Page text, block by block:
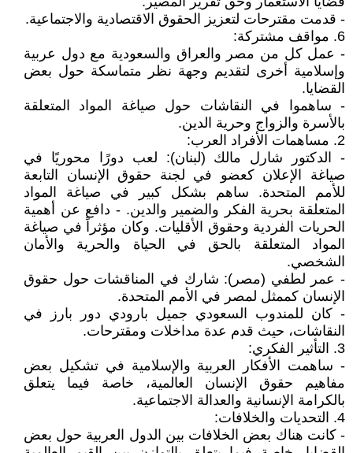
- قدمت مقترحات لتعزيز الحقوق الاقتصادية والاجتماعية.
6. مواقف مشتركة:
- عمل كل من مصر والعراق والسعودية مع دول عربية
وإسلامية أخرى لتقديم وجهة نظر متماسكة حول بعض
القضايا.
- ساهموا في النقاشات حول صياغة المواد المتعلقة
بالأسرة والزواج وحرية الدين.
2. مساهمات الأفراد العرب:
- الدكتور شارل مالك (لبنان): لعب دورًا محوريًا في
صياغة الإعلان كعضو في لجنة حقوق الإنسان التابعة
للأمم المتحدة. ساهم بشكل كبير في صياغة المواد
المتعلقة بحرية الفكر والضمير والدين. - دافع عن أهمية
الحريات الفردية وحقوق الأقليات. وكان مؤثراً في صياغة
المواد المتعلقة بالحق في الحياة والحرية والأمان
الشخصي.
- عمر لطفي (مصر): شارك في المناقشات حول حقوق
الإنسان كممثل لمصر في الأمم المتحدة.
- كان للمندوب السعودي جميل بارودي دور بارز في
النقاشات، حيث قدم عدة مداخلات ومقترحات.
3. التأثير الفكري:
- ساهمت الأفكار العربية والإسلامية في تشكيل بعض
مفاهيم حقوق الإنسان العالمية، خاصة فيما يتعلق
بالكرامة الإنسانية والعدالة الاجتماعية.
4. التحديات والخلافات:
- كانت هناك بعض الخلافات بين الدول العربية حول بعض